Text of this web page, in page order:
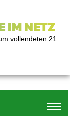
IM NETZ
vollendeten 21.